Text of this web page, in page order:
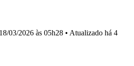
18/03/2026 às 05h28 • Atualizado há 4